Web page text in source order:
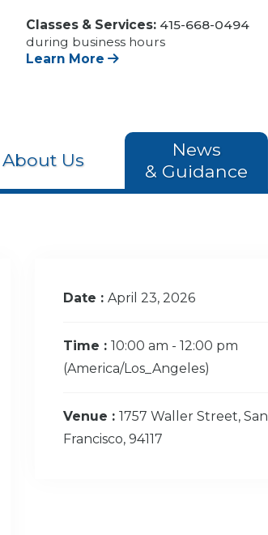
Classes & Services: 415-668-0494
during business hours
Learn More
About Us
News
& Guidance
Date : April 23, 2026
Time : 10:00 am - 12:00 pm
(America/Los_Angeles)
Venue : 1757 Waller Street, San
Francisco, 94117